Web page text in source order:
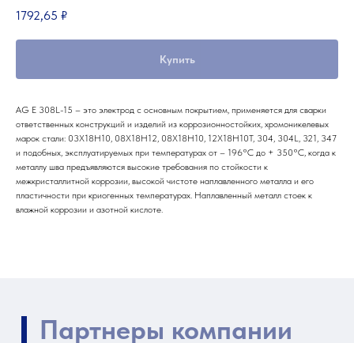
1792,65 ₽
Купить
AG E 308L-15 – это электрод с основным покрытием, применяется для сварки
ответственных конструкций и изделий из коррозионностойких, хромоникелевых
марок стали: 03Х18Н10, 08X18H12, 08X18H10, 12X18H10T, 304, 304L, 321, 347
и подобных, эксплуатируемых при температурах от – 196°С до + 350°С, когда к
металлу шва предъявляются высокие требования по стойкости к
межкристаллитной коррозии, высокой чистоте наплавленного металла и его
пластичности при криогенных температурах. Наплавленный металл стоек к
влажной коррозии и азотной кислоте.
Партнеры компании
Наши главные партнеры